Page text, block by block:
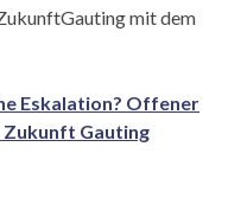
mit dem
Eskalation? Offener
Gauting